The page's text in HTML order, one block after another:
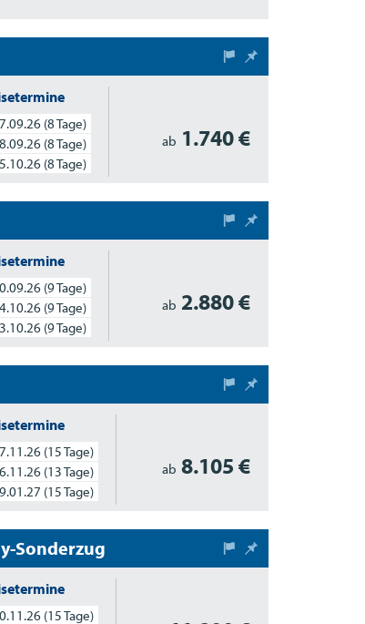
ab 1.740 €
(8 Tage)
(8 Tage)
(8 Tage)
ab 2.880 €
(9 Tage)
(9 Tage)
(9 Tage)
ab 8.105 €
(15 Tage)
(13 Tage)
(15 Tage)
Sonderzug
(15 Tage)